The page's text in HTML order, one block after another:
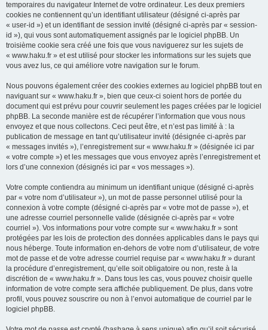
temporaires du navigateur Internet de votre ordinateur. Les deux premiers
cookies ne contiennent qu’un identifiant utilisateur (désigné ci-après par
« user-id ») et un identifiant de session invité (désigné ci-après par « session-
id »), qui vous sont automatiquement assignés par le logiciel phpBB. Un
troisième cookie sera créé une fois que vous naviguerez sur les sujets de
« www.haku.fr » et est utilisé pour stocker les informations sur les sujets que
vous avez lus, ce qui améliore votre navigation sur le forum.
Nous pouvons également créer des cookies externes au logiciel phpBB tout en
naviguant sur « www.haku.fr », bien que ceux-ci soient hors de portée du
document qui est prévu pour couvrir seulement les pages créées par le logiciel
phpBB. La seconde manière est de récupérer l’information que vous nous
envoyez et que nous collectons. Ceci peut être, et n’est pas limité à : la
publication de message en tant qu’utilisateur invité (désignée ci-après par
« messages invités »), l’enregistrement sur « www.haku.fr » (désignée ici par
« votre compte ») et les messages que vous envoyez après l’enregistrement et
lors d’une connexion (désignés ici par « vos messages »).
Votre compte contiendra au minimum un identifiant unique (désigné ci-après
par « votre nom d’utilisateur »), un mot de passe personnel utilisé pour la
connexion à votre compte (désigné ci-après par « votre mot de passe »), et
une adresse courriel personnelle valide (désignée ci-après par « votre
courriel »). Vos informations pour votre compte sur « www.haku.fr » sont
protégées par les lois de protection des données applicables dans le pays qui
nous héberge. Toute information en-dehors de votre nom d’utilisateur, de votre
mot de passe et de votre adresse courriel requise par « www.haku.fr » durant
la procédure d’enregistrement, qu’elle soit obligatoire ou non, reste à la
discrétion de « www.haku.fr ». Dans tous les cas, vous pouvez choisir quelle
information de votre compte sera affichée publiquement. De plus, dans votre
profil, vous pouvez souscrire ou non à l’envoi automatique de courriel par le
logiciel phpBB.